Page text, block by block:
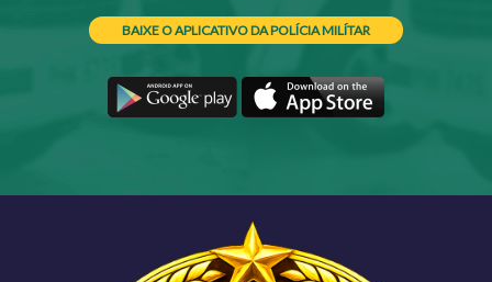
BAIXE O APLICATIVO DA POLÍCIA MILÍTAR